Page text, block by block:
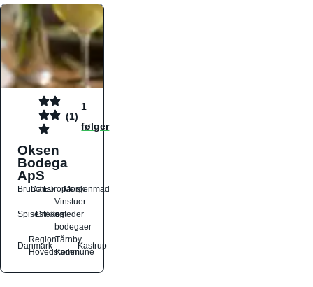
(1)
1
følger
Oksen
Bodega
ApS
Brunch
DanskEuropæiskMorgenmad
Spisesteder
Drikkesteder
Vinstuer
og
bodegaer
Danmark
Region
Hovedstaden
Tårnby
Kommune
Kastrup